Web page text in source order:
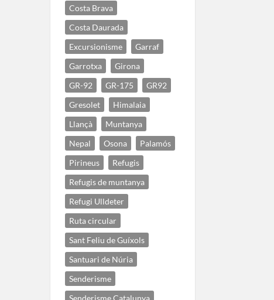
Costa Brava
Costa Daurada
Excursionisme
Garraf
Garrotxa
Girona
GR-92
GR-175
GR92
Gresolet
Himalaia
Llançà
Muntanya
Nepal
Osona
Palamós
Pirineus
Refugis
Refugis de muntanya
Refugi Ulldeter
Ruta circular
Sant Feliu de Guíxols
Santuari de Núria
Senderisme
Senderisme Catalunya